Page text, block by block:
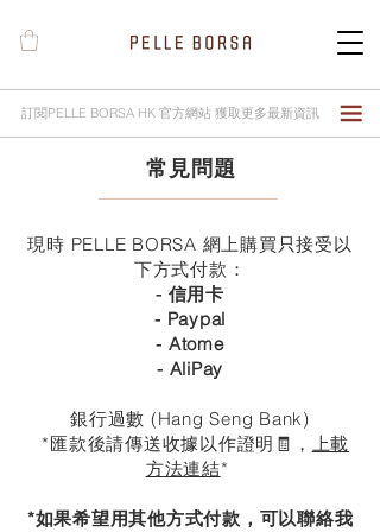
訂閱PELLE BORSA HK 官方網站 獲取更多最新資訊
​常見問題
現時 PELLE BORSA 網上購買只接受以
下方式付款：
- 信用卡
- Paypal
- Atome
- AliPay
銀行過數 (Hang Seng Bank)
*匯款後請傳送收據以作證明🧾， 上載
方法連結*
*如果希望用其他方式付款，可以聯絡我